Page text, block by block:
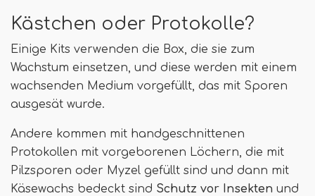
Kästchen oder Protokolle?
Einige Kits verwenden die Box, die sie zum
Wachstum einsetzen, und diese werden mit einem
wachsenden Medium vorgefüllt, das mit Sporen
ausgesät wurde.
Andere kommen mit handgeschnittenen
Protokollen mit vorgeborenen Löchern, die mit
Pilzsporen oder Myzel gefüllt sind und dann mit
Käsewachs bedeckt sind Schutz vor Insekten und